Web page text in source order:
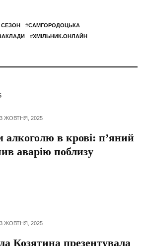
#САМГОРОДОЦЬКА
#ХМІЛЬНИК.ОНЛАЙН
ЖОВТНЯ, 2025
в крові: п’яний
аварію поблизу
ЖОВТНЯ, 2025
Козятина презентувала